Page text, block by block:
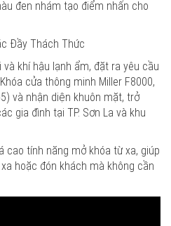
đen nhám tạo điểm nhấn cho
Đầy Thách Thức
khí hậu lạnh ẩm, đặt ra yêu cầu
cửa thông minh Miller F8000,
và nhận diện khuôn mặt, trở
gia đình tại TP. Sơn La và khu
cao tính năng mở khóa từ xa, giúp
hoặc đón khách mà không cần